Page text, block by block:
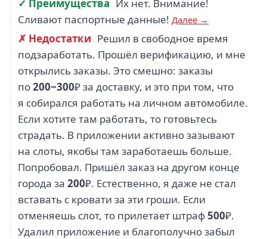
✓ Преимущества Их нет. Внимание!
Сливают паспортные данные! Далее →
✗ Недостатки Решил в свободное время
подзаработать. Прошёл верификацию, и мне
открылись заказы. Это смешно: заказы
по200−300₽ за доставку, и это при том, что
я собирался работать на личном автомобиле.
Если хотите там работать, то готовьтесь
страдать. В приложении активно зазывают
на слоты, якобы там заработаешь больше.
Попробовал. Пришёл заказ на другом конце
города за 200₽. Естественно, я даже не стал
вставать с кровати за эти гроши. Если
отменяешь слот, то прилетает штраф500₽.
Удалил приложение и благополучно забыл